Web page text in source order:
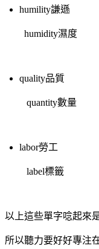
humility謙遜
humidity濕度
quality品質
quantity數量
labor勞工
label標籤
以上這些單字唸起來
所以聽力要好好專注